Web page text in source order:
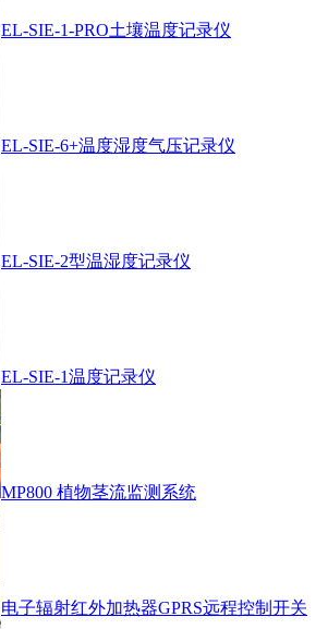
EL-SIE-1-PRO土壤温度记录仪
EL-SIE-6+温度湿度气压记录仪
EL-SIE-2型温湿度记录仪
EL-SIE-1温度记录仪
MP800 植物茎流监测系统
电子辐射红外加热器GPRS远程控制开关